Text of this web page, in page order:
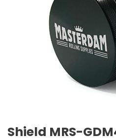
Shield MRS-